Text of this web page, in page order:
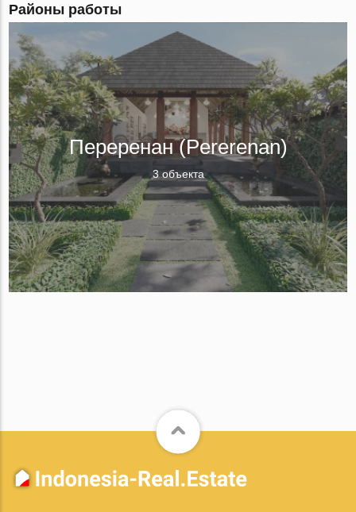
Районы работы
Переренан (Pererenan)
3 объекта